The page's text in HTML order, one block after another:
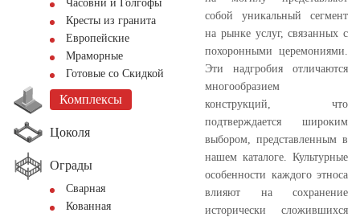
Часовни и Голгофы
Кресты из гранита
Европейские
Мраморные
Готовые со Скидкой
Комплексы
Цоколя
Ограды
Сварная
Кованная
собой уникальный сегмент
на рынке услуг, связанных с
похоронными церемониями.
Эти надгробия отличаются
многообразием
конструкций, что
подтверждается широким
выбором, представленным в
нашем каталоге. Культурные
особенности каждого этноса
влияют на сохранение
исторически сложившихся